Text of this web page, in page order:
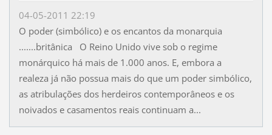
04-05-2011 22:19
O poder (simbólico) e os encantos da monarquia
.......britânica O Reino Unido vive sob o regime
monárquico há mais de 1.000 anos. E, embora a
realeza já não possua mais do que um poder simbólico,
as atribulações dos herdeiros contemporâneos e os
noivados e casamentos reais continuam a...